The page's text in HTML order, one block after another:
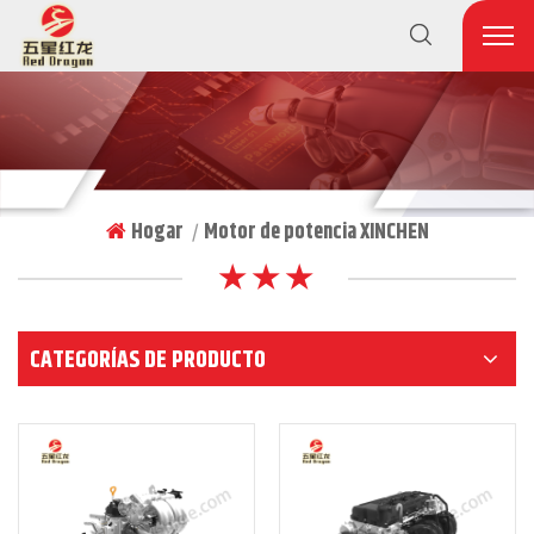
Hogar | Motor de potencia XINCHEN
★ ★ ★
CATEGORÍAS DE PRODUCTO